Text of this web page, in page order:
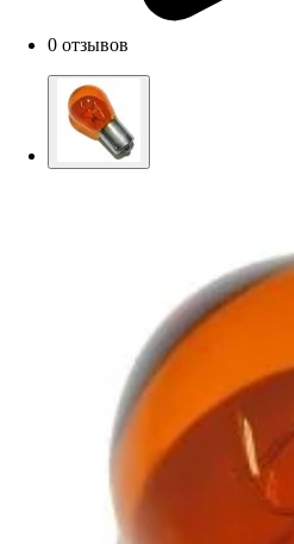
0 отзывов